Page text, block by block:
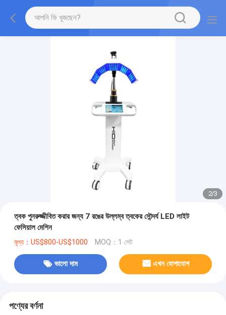
2/3
ত্বক পুনরুজ্জীবিত করার জন্য 7 রঙের উল্লম্ব ত্বকের সৌন্দর্য LED লাইট
ফেসিয়াল মেশিন
মূল্য：US$800-US$1000 MOQ：1 সেট
ভালো দাম এখন যোগাযোগ
পণ্যের বর্ণনা